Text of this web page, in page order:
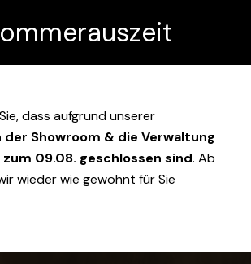
dass aufgrund unserer
Showroom & die Verwaltung
09.08. geschlossen sind. Ab
wieder wie gewohnt für Sie